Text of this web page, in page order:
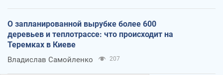
О запланированной вырубке более 600
деревьев и теплотрассе: что происходит на
Теремках в Киеве
Владислав Самойленко 207